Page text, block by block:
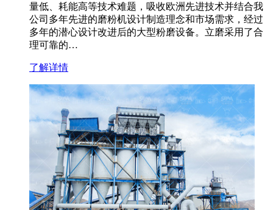
量低、耗能高等技术难题，吸收欧洲先进技术并结合我
公司多年先进的磨粉机设计制造理念和市场需求，经过
多年的潜心设计改进后的大型粉磨设备。立磨采用了合
理可靠的…
了解详情